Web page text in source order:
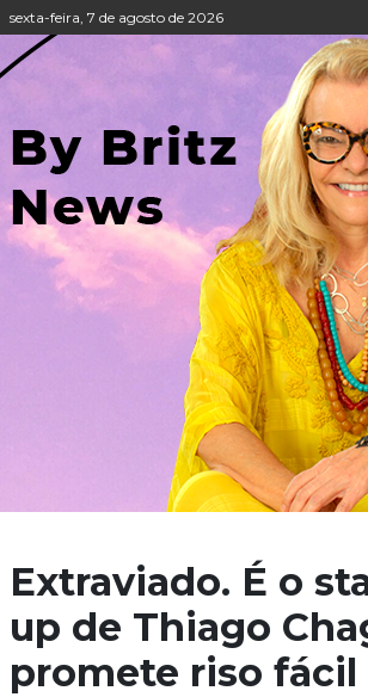
sexta-feira, 7 de agosto de 2026
Extraviado. É o
up de Thiago
promete riso fácil